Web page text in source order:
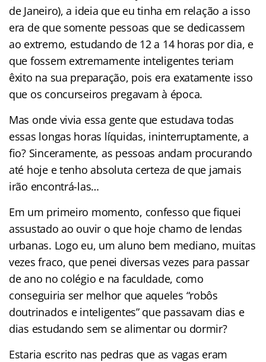
de Janeiro), a ideia que eu tinha em relação a isso
era de que somente pessoas que se dedicassem
ao extremo, estudando de 12 a 14 horas por dia, e
que fossem extremamente inteligentes teriam
êxito na sua preparação, pois era exatamente isso
que os concurseiros pregavam à época.
Mas onde vivia essa gente que estudava todas
essas longas horas líquidas, ininterruptamente, a
fio? Sinceramente, as pessoas andam procurando
até hoje e tenho absoluta certeza de que jamais
irão encontrá-las…
Em um primeiro momento, confesso que fiquei
assustado ao ouvir o que hoje chamo de lendas
urbanas. Logo eu, um aluno bem mediano, muitas
vezes fraco, que penei diversas vezes para passar
de ano no colégio e na faculdade, como
conseguiria ser melhor que aqueles “robôs
doutrinados e inteligentes” que passavam dias e
dias estudando sem se alimentar ou dormir?
Estaria escrito nas pedras que as vagas eram